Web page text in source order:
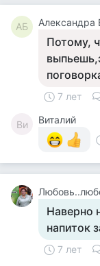
АБ Александра
Потому,
7 лет
Ви
Виталий
Наверно
напиток
7 лет